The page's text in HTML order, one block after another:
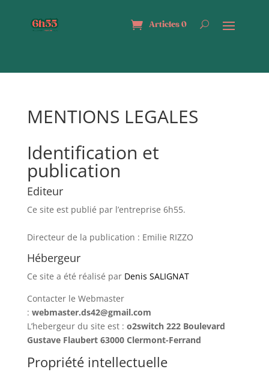
Articles 0
MENTIONS LEGALES
Identification et
publication
Editeur
Ce site est publié par l’entreprise 6h55.
Directeur de la publication : Emilie RIZZO
Hébergeur
Ce site a été réalisé par Denis SALIGNAT
Contacter le Webmaster
: webmaster.ds42@gmail.com
L’hebergeur du site est : o2switch 222 Boulevard
Gustave Flaubert 63000 Clermont-Ferrand
Propriété intellectuelle